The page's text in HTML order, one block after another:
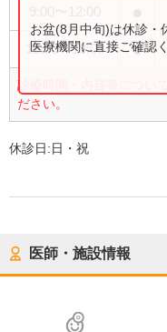
16:00〜19:00 ●
診療時間・内容等につい
ださい。
お盆(8月中旬)は休診・
医療機関に直接ご確認
休診日:日・祝
医師・施設情報